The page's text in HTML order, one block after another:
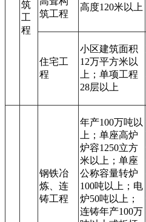
筑
工
程
筑工程
高度120米以上
住宅工
程
小区建筑面积
12万平方米以
上；单项工程
28层以上
钢铁冶
炼、连
铸工程
年产100万吨以
上；单座高炉
炉容1250立方
米以上；单座
公称容量转炉
100吨以上；电
炉50吨以上；
连铸年产100万